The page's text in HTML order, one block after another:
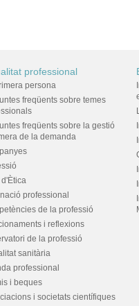
professional
persona
freqüents sobre temes
freqüents sobre la gestió
de la demanda
professional
de la professió
i reflexions
de la professió
sanitària
professional
i beques
i societats científiques